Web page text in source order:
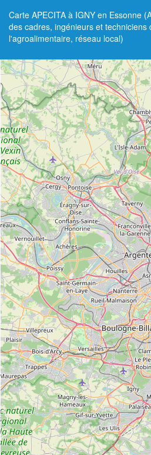
Carte APECITA à IGNY en Essonne
des cadres, ingénieurs et techniciens
l'agroalimentaire, réseau local)
+
−